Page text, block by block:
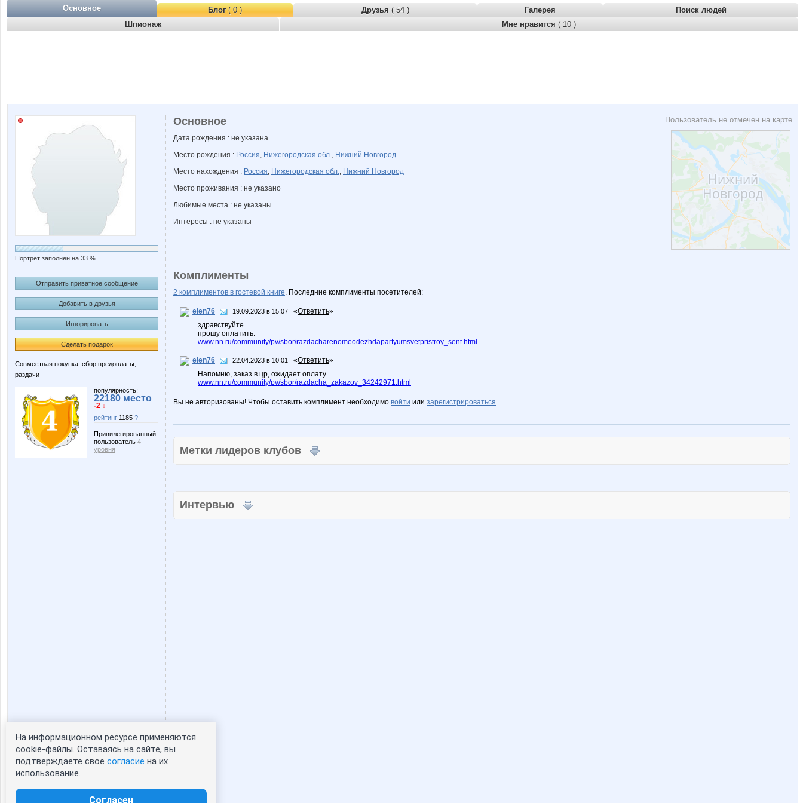
Основное Блог( 0 ) Друзья ( 54 ) Галерея
Поиск людей
Шпионаж
Мне нравится ( 10 )
Портрет заполнен на 33 %
Отправить приватное сообщение
Добавить в друзья
Игнорировать
Сделать подарок
Совместная покупка: сбор предоплаты,
раздачи
популярность:
22180 место
-2 ↓
рейтинг 1185 ?
Привилегированный
пользователь 4
уровня
Статистика портрета:
сейчас просматривают портрет - 0
зарегистрированные пользователи
Пользователь не отмечен на карте
Основное
Дата рождения : не указана
Место рождения : Россия, Нижегородская обл., Нижний Новгород
Место нахождения : Россия, Нижегородская обл., Нижний Новгород
Место проживания : не указано
Любимые места : не указаны
Интересы : не указаны
Комплименты
2 комплиментов в гостевой книге. Последние комплименты посетителей:
elen76 19.09.2023 в 15:07 «Ответить»
здравствуйте.
прошу оплатить.
www.nn.ru/community/pv/sbor/razdacharenomeodezhdaparfyumsvetpristroy_sent.html
elen76 22.04.2023 в 10:01 «Ответить»
Напомню, заказ в цр, ожидает оплату.
www.nn.ru/community/pv/sbor/razdacha_zakazov_34242971.html
Вы не авторизованы! Чтобы оставить комплимент необходимо войти или зарегистрироваться
Метки лидеров клубов
Интервью
На информационном ресурсе применяются
cookie-файлы. Оставаясь на сайте, вы
подтверждаете свое согласие на их
использование.
Согласен